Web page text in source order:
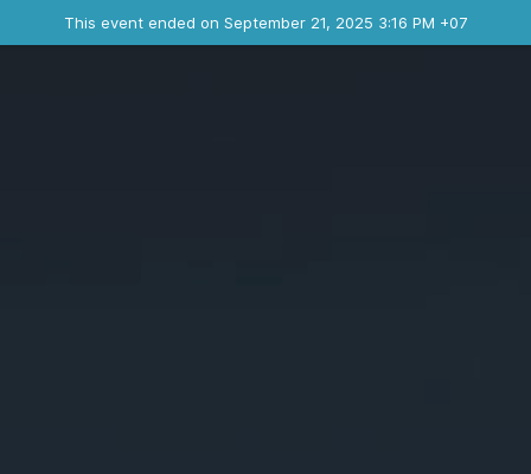
This event ended on September 21, 2025 3:16 PM +07